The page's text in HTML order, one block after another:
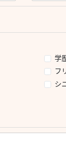
学
フ
シ